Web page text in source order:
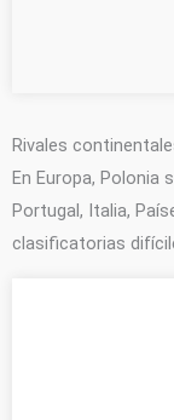
Rivales
En Europa, Polonia
Portugal, Italia,
clasificatorias